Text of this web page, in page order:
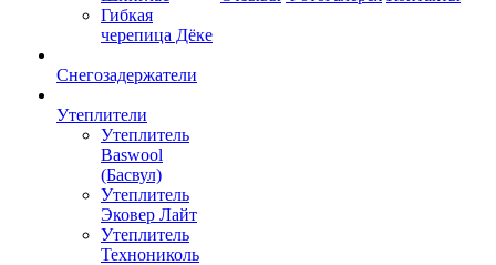
Гибкая
черепица Дёке
Снегозадержатели
Утеплители
Утеплитель
Baswool
(Басвул)
Утеплитель
Эковер Лайт
Утеплитель
Технониколь